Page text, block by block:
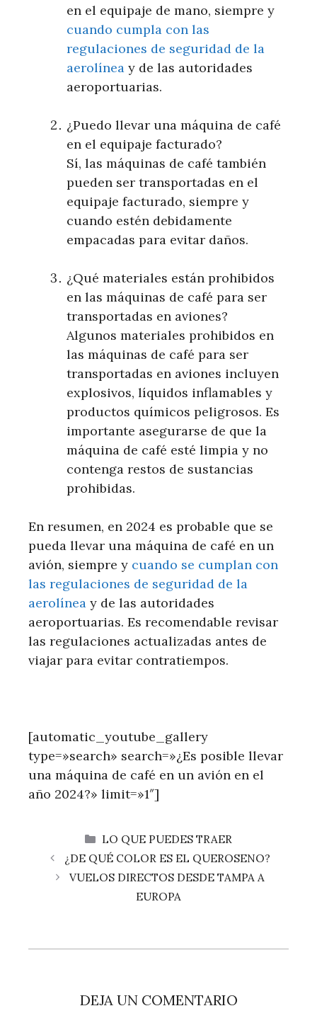
en el equipaje de mano, siempre y
cuando cumpla con las
regulaciones de seguridad de la
aerolínea y de las autoridades
aeroportuarias.
¿Puedo llevar una máquina de café
en el equipaje facturado?
Sí, las máquinas de café también
pueden ser transportadas en el
equipaje facturado, siempre y
cuando estén debidamente
empacadas para evitar daños.
¿Qué materiales están prohibidos
en las máquinas de café para ser
transportadas en aviones?
Algunos materiales prohibidos en
las máquinas de café para ser
transportadas en aviones incluyen
explosivos, líquidos inflamables y
productos químicos peligrosos. Es
importante asegurarse de que la
máquina de café esté limpia y no
contenga restos de sustancias
prohibidas.
En resumen, en 2024 es probable que se
pueda llevar una máquina de café en un
avión, siempre y cuando se cumplan con
las regulaciones de seguridad de la
aerolínea y de las autoridades
aeroportuarias. Es recomendable revisar
las regulaciones actualizadas antes de
viajar para evitar contratiempos.
[automatic_youtube_gallery
type=»search» search=»¿Es posible llevar
una máquina de café en un avión en el
año 2024?» limit=»1″]
CATEGORÍAS
LO QUE PUEDES TRAER
¿DE QUÉ COLOR ES EL QUEROSENO?
VUELOS DIRECTOS DESDE TAMPA A
EUROPA
DEJA UN COMENTARIO